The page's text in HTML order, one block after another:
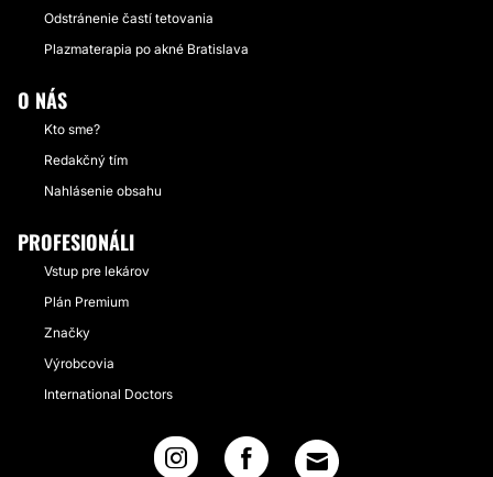
Odstránenie častí tetovania
Plazmaterapia po akné Bratislava
O NÁS
Kto sme?
Redakčný tím
Nahlásenie obsahu
PROFESIONÁLI
Vstup pre lekárov
Plán Premium
Značky
Výrobcovia
International Doctors